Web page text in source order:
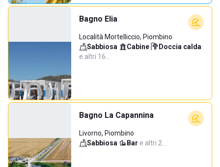
Bagno Elia
Località Mortelliccio, Piombino
Sabbiosa· Cabine· Doccia calda·
e altri 16…
Bagno La Capannina
Livorno, Piombino
Sabbiosa· Bar·e altri 2…